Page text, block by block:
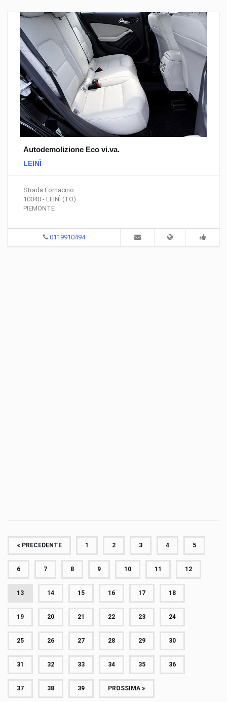
Autodemolizione Eco vi.va.
LEINÌ
Strada Fornacino
10040 - LEINÌ (TO)
PIEMONTE
0119910494
PRECEDENTE 1 2 3 4 5
6 7 8 9 10 11 12
13 14 15 16 17 18
19 20 21 22 23 24
25 26 27 28 29 30
31 32 33 34 35 36
37 38 39 PROSSIMA